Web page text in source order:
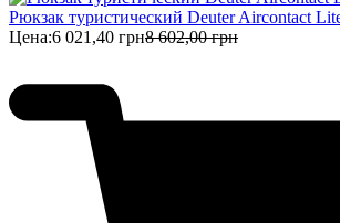
Рюкзак туристический Deuter Aircontact
Цена:6 021,40 грн8 602,00 грн